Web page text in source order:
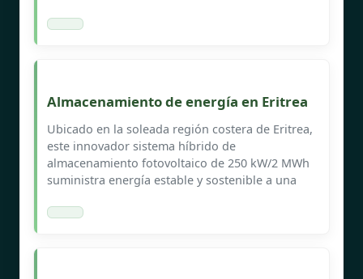
Almacenamiento de energía en Eritrea
Ubicado en la soleada región costera de Eritrea,
este innovador sistema híbrido de
almacenamiento fotovoltaico de 250 kW/2 MWh
suministra energía estable y sostenible a una